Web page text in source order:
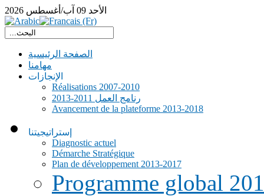
الأحد 09 آب/أغسطس 2026
الصفحة الرئيسية
مهامنا
الإنجازات
Réalisations 2007-2010
رنامج العمل 2011-2013
Avancement de la plateforme 2013-2018
إستراتيجيتنا
Diagnostic actuel
Démarche Stratégique
Plan de développement 2013-2017
Programme global